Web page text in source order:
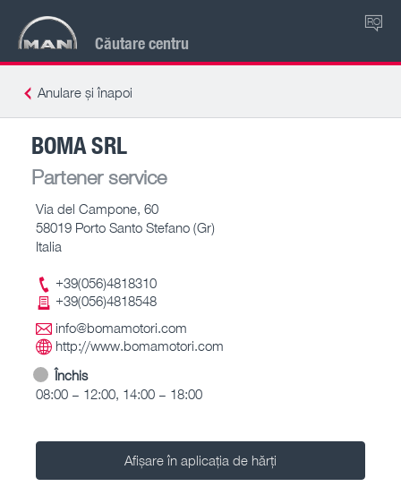
Căutare centru
RO
Anulare și înapoi
BOMA SRL
Partener service
Via del Campone, 60
58019 Porto Santo Stefano (Gr)
Italia
+39(056)4818310
+39(056)4818548
info@bomamotori.com
http://www.bomamotori.com
Închis
08:00 – 12:00, 14:00 – 18:00
Afișare în aplicația de hărți